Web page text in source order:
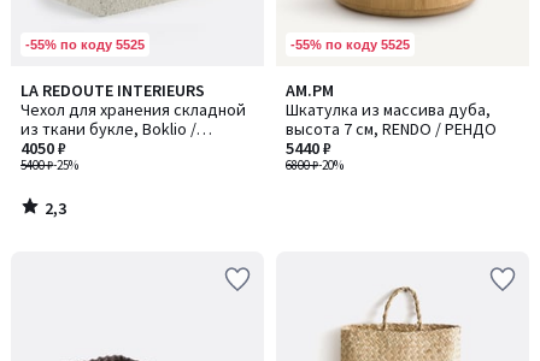
-55% по коду 5525
LA REDOUTE INTERIEURS
Чехол для хранения складной
из ткани букле, Boklio /
Боклио
5400 ₽-25%
4050 ₽
2,3
/ 5
2,3
/
-55% по коду 5525
AM.PM
Шкатулка из массива дуба,
высота 7 см, RENDO / РЕНДО
6800 ₽-20%
5440 ₽